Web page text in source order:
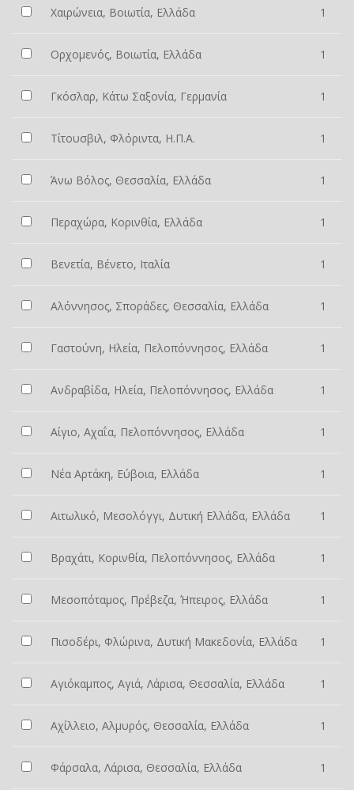
Χαιρώνεια, Βοιωτία, Ελλάδα 1
Ορχομενός, Βοιωτία, Ελλάδα 1
Γκόσλαρ, Κάτω Σαξονία, Γερμανία 1
Τίτουσβιλ, Φλόριντα, Η.Π.Α. 1
Άνω Βόλος, Θεσσαλία, Ελλάδα 1
Περαχώρα, Κορινθία, Ελλάδα 1
Βενετία, Βένετο, Ιταλία 1
Αλόννησος, Σποράδες, Θεσσαλία, Ελλάδα 1
Γαστούνη, Ηλεία, Πελοπόννησος, Ελλάδα 1
Ανδραβίδα, Ηλεία, Πελοπόννησος, Ελλάδα 1
Αίγιο, Αχαΐα, Πελοπόννησος, Ελλάδα 1
Νέα Αρτάκη, Εύβοια, Ελλάδα 1
Αιτωλικό, Μεσολόγγι, Δυτική Ελλάδα, Ελλάδα 1
Βραχάτι, Κορινθία, Πελοπόννησος, Ελλάδα 1
Μεσοπόταμος, Πρέβεζα, Ήπειρος, Ελλάδα 1
Πισοδέρι, Φλώρινα, Δυτική Μακεδονία, Ελλάδα 1
Αγιόκαμπος, Αγιά, Λάρισα, Θεσσαλία, Ελλάδα 1
Αχίλλειο, Αλμυρός, Θεσσαλία, Ελλάδα 1
Φάρσαλα, Λάρισα, Θεσσαλία, Ελλάδα 1